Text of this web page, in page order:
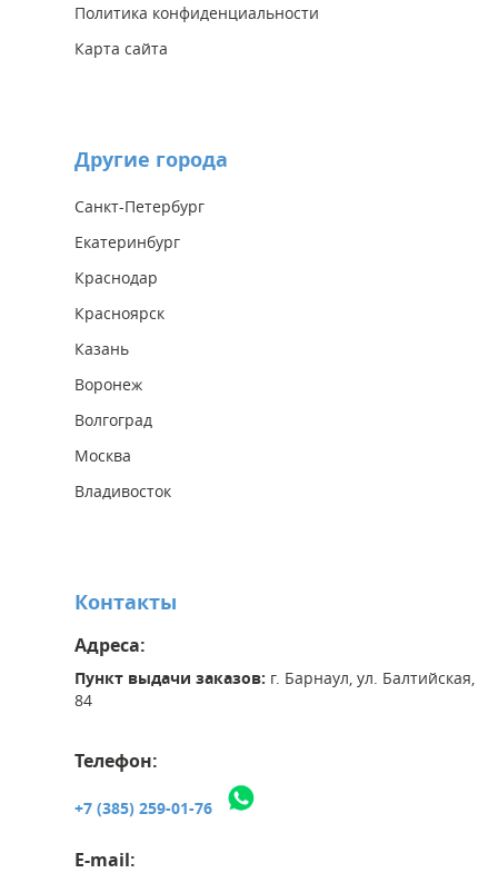
Политика конфиденциальности
Карта сайта
Другие города
Санкт-Петербург
Екатеринбург
Краснодар
Красноярск
Казань
Воронеж
Волгоград
Москва
Владивосток
Контакты
Адреса:
Пункт выдачи заказов: г. Барнаул, ул. Балтийская,
84
Телефон:
+7 (385) 259-01-76
E-mail: